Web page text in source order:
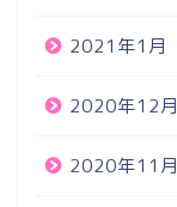
2021年1月
2020年12月
2020年11月